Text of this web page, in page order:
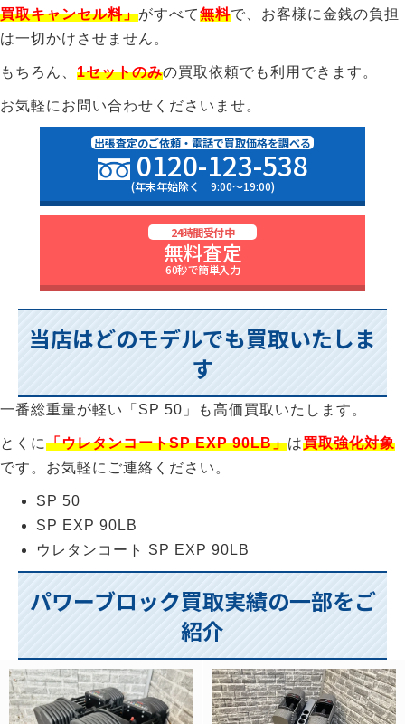
買取キャンセル料」がすべて無料で、お客様に金銭の負担
は一切かけさせません。
もちろん、 1セットのみの買取依頼でも利用できます。
お気軽にお問い合わせくださいませ。
出張査定のご依頼・電話で買取価格を調べる
0120-123-538
(年末年始除く 9:00〜19:00)
24時間受付中
無料査定
60秒で簡単入力
当店はどのモデルでも買取いたしま
す
一番総重量が軽い「SP 50」も高価買取いたします。
とくに「ウレタンコートSP EXP 90LB」は買取強化対象
です。お気軽にご連絡ください。
SP 50
SP EXP 90LB
ウレタンコート SP EXP 90LB
パワーブロック買取実績の一部をご
紹介